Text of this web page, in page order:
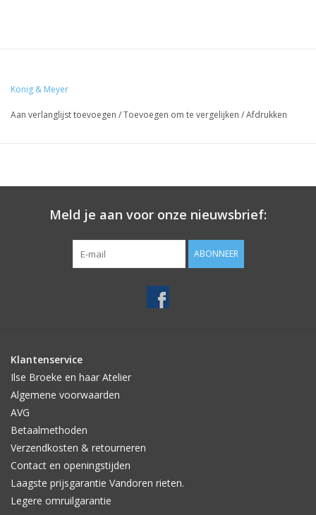
Konig & Meyer
Aan verlanglijst toevoegen /Toevoegen om te vergelijken /Afdrukken
Meld je aan voor onze nieuwsbrief:
ABONNEER
Klantenservice
Ilse Broeke en haar Atelier
Algemene voorwaarden
AVG
Betaalmethoden
Verzendkosten & retourneren
Contact en openingstijden
Laagste prijsgarantie Vandoren rieten.
Legere omruilgarantie